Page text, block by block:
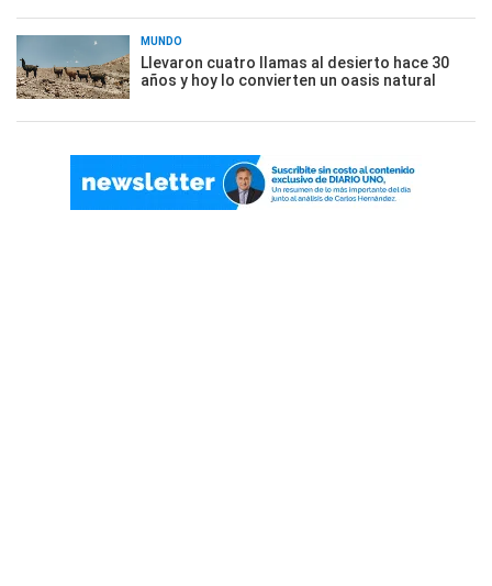
MUNDO
Llevaron cuatro llamas al desierto hace 30
años y hoy lo convierten un oasis natural